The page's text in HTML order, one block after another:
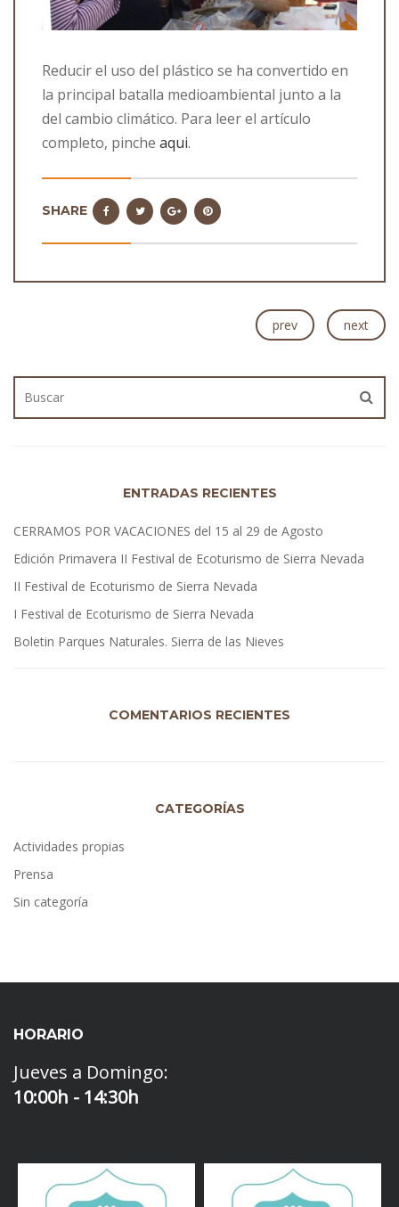
Reducir el uso del plástico se ha convertido en
la principal batalla medioambiental junto a la
del cambio climático. Para leer el artículo
completo, pinche aqui.
SHARE
prev next
ENTRADAS RECIENTES
CERRAMOS POR VACACIONES del 15 al 29 de Agosto
Edición Primavera II Festival de Ecoturismo de Sierra Nevada
II Festival de Ecoturismo de Sierra Nevada
I Festival de Ecoturismo de Sierra Nevada
Boletin Parques Naturales. Sierra de las Nieves
COMENTARIOS RECIENTES
CATEGORÍAS
Actividades propias
Prensa
Sin categoría
HORARIO
Jueves a Domingo:
10:00h - 14:30h